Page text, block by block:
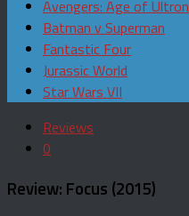
Avengers: Age of Ultron
Batman v Superman
Fantastic Four
Jurassic World
Star Wars VII
Reviews
0
Review: Focus (2015)